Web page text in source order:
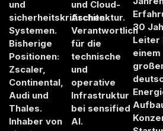
und
sicherheitskritischen
Systemen.
Bisherige
Positionen:
Zscaler,
Continental,
Audi und
Thales.
Inhaber von
und Cloud-
Architektur.
Verantwortlich
für die
technische
und
operative
Infrastruktur
bei sensified
AI.
30
Leiter
einem